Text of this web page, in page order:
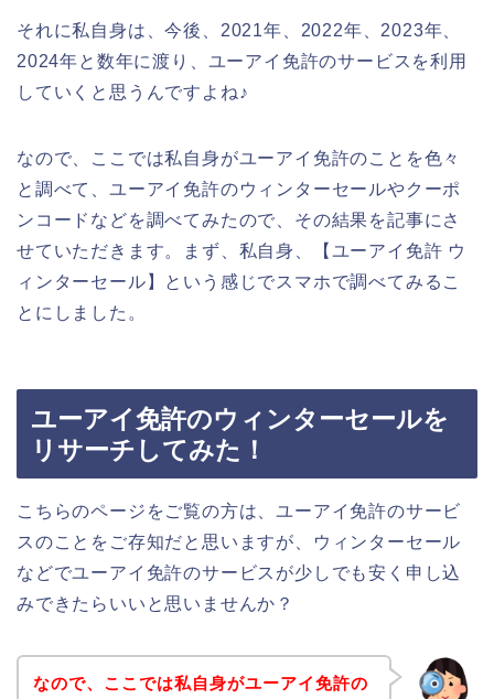
それに私自身は、今後、2021年、2022年、2023年、
2024年と数年に渡り、ユーアイ免許のサービスを利用
していくと思うんですよね♪
なので、ここでは私自身がユーアイ免許のことを色々
と調べて、ユーアイ免許のウィンターセールやクーポ
ンコードなどを調べてみたので、その結果を記事にさ
せていただきます。まず、私自身、【ユーアイ免許 ウ
ィンターセール】という感じでスマホで調べてみるこ
とにしました。
ユーアイ免許のウィンターセールを
リサーチしてみた！
こちらのページをご覧の方は、ユーアイ免許のサービ
スのことをご存知だと思いますが、ウィンターセール
などでユーアイ免許のサービスが少しでも安く申し込
みできたらいいと思いませんか？
なので、ここでは私自身がユーアイ免許の